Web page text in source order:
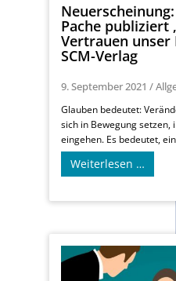
Pache publiziert
Vertrauen unser
SCM-Verlag
9. September 2021 /
Glauben bedeutet:
sich in Bewegung setzen,
eingehen. Es bedeutet,
Weiterlesen …